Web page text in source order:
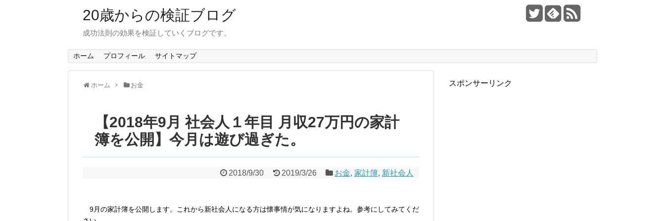
20歳からの検証ブログ
成功法則の効果を検証していくブログです。
ホーム プロフィール サイトマップ
ホーム お金
【2018年9月 社会人１年目 月収27万円の家計
簿を公開】今月は遊び過ぎた。
2018/9/30 2019/3/26 お金, 家計簿, 新社会人
9月の家計簿を公開します。これから新社会人になる方は懐事情が気になりますよね。参考にしてみてくだ
スポンサーリンク